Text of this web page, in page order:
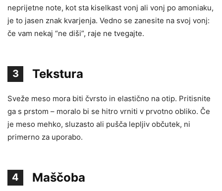
neprijetne note, kot sta kiselkast vonj ali vonj po amoniaku,
je to jasen znak kvarjenja. Vedno se zanesite na svoj vonj:
če vam nekaj “ne diši”, raje ne tvegajte.
3 Tekstura
Sveže meso mora biti čvrsto in elastično na otip. Pritisnite
ga s prstom – moralo bi se hitro vrniti v prvotno obliko. Če
je meso mehko, sluzasto ali pušča lepljiv občutek, ni
primerno za uporabo.
4 Maščoba